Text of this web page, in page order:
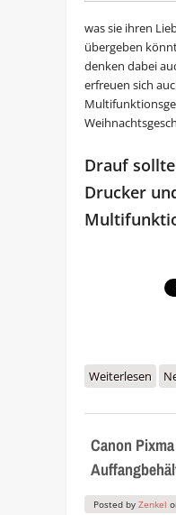
was sie ihren
übergeben
denken dabei
erfreuen sich
Drauf
Drucker
Weiterlesen
Canon
Posted by Zenkel